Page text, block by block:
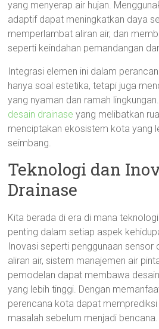
yang menyerap air hujan.
adaptif dapat meningkatkan daya
memperlambat aliran air, dan
seperti keindahan pemandangan
Integrasi elemen ini dalam
hanya soal estetika, tetapi juga
yang nyaman dan ramah
desain drainase yang melibatkan
menciptakan ekosistem kota yang
seimbang.
Teknologi dan
Drainase
Kita berada di era di mana
penting dalam setiap aspek
Inovasi seperti penggunaan
aliran air, sistem manajemen air
pemodelan dapat membawa
yang lebih tinggi. Dengan
perencana kota dapat
masalah sebelum menjadi bencana.